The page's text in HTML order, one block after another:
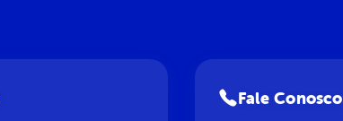
Fale Conosco